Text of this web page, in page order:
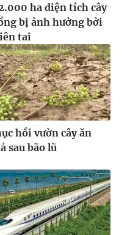
ha diện tích cây
bị ảnh hưởng bởi
tai
hồi vườn cây ăn
sau bão lũ